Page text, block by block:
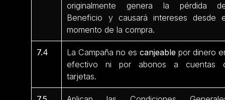
originalmente genera la pérdida
Beneficio y causará intereses desde
momento de la compra.
7.4 La Campaña no escanjeable por dinero
efectivo ni por abonos a cuentas
tarjetas.